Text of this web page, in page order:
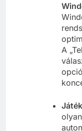
A